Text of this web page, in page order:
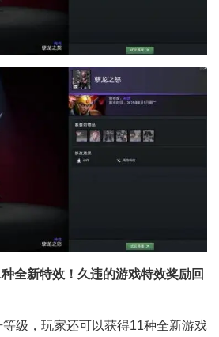
种全新特效！久违的游戏特效奖励回
级，玩家还可以获得11种全新游戏